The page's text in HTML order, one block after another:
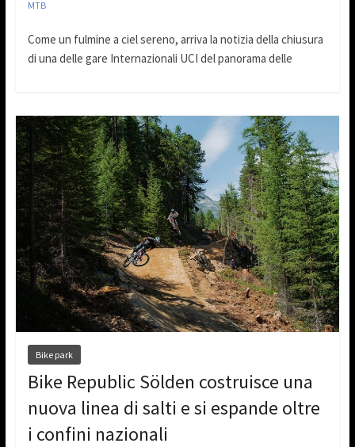
MTB
Come un fulmine a ciel sereno, arriva la notizia della chiusura
di una delle gare Internazionali UCI del panorama delle
Bike park
Bike Republic Sölden costruisce una
nuova linea di salti e si espande oltre
i confini nazionali